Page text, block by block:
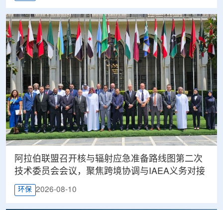
阿拉伯联盟召开核与辐射应急准备路线图第二次
技术委员会会议，聚焦跨境协调与IAEA义务对接
环保 2026-08-10